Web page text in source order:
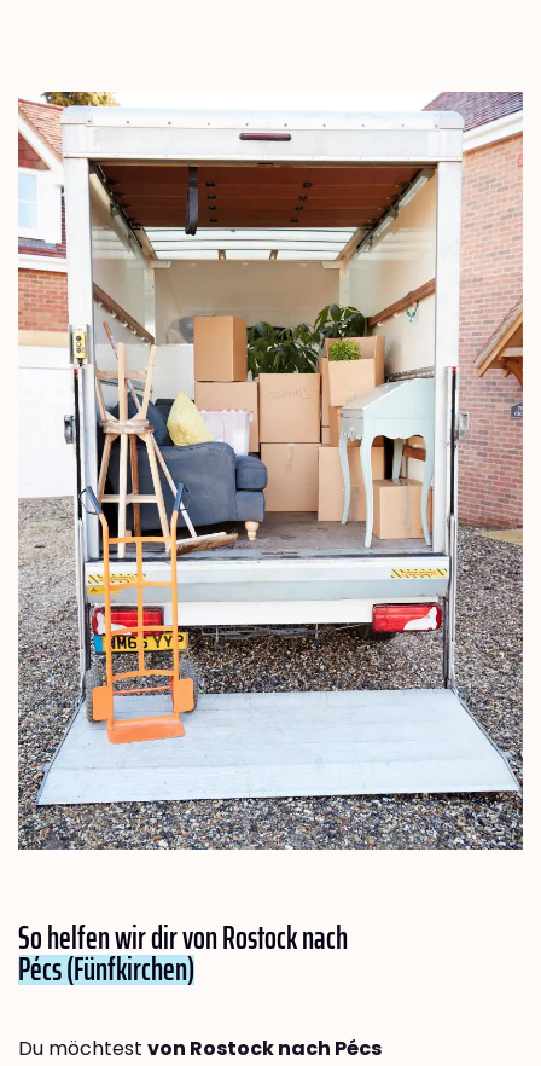
So helfen wir dir von Rostock nach
Pécs (Fünfkirchen)
Du möchtest von Rostock nach Pécs